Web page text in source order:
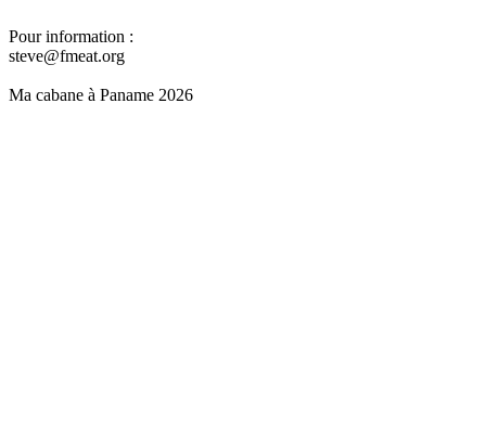
Pour information :
steve@fmeat.org
Ma cabane à Paname 2026